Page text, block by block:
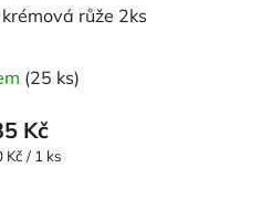
růže 2ks
(25 ks)
Kč
Kč / 1 ks